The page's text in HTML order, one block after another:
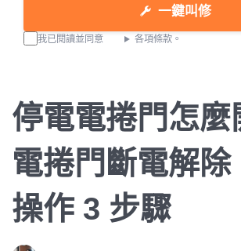
一鍵叫修
我已閱讀並同意 各項條款。
停電電捲門怎麼
電捲門斷電解除
操作 3 步驟